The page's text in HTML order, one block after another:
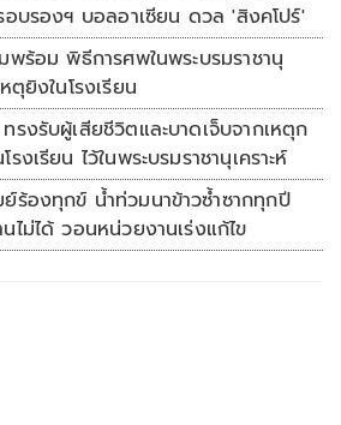
อบรองฯ บอลอาเซียน ดวล 'สิงคโปร์'
พร้อม พิธีการศพในพระบรมราชานุ
ตุยิงในโรงเรียน
รงรับผู้เสียชีวิตและบาดเจ็บจากเหตุก
รงเรียน ไว้ในพระบรมราชานุเคราะห์
ย์ร้องทุกข์ น้ำท่วมนาข้าวซ้ำซากทุกปี
ไม่ได้ วอนหน่วยงานเร่งแก้ไข